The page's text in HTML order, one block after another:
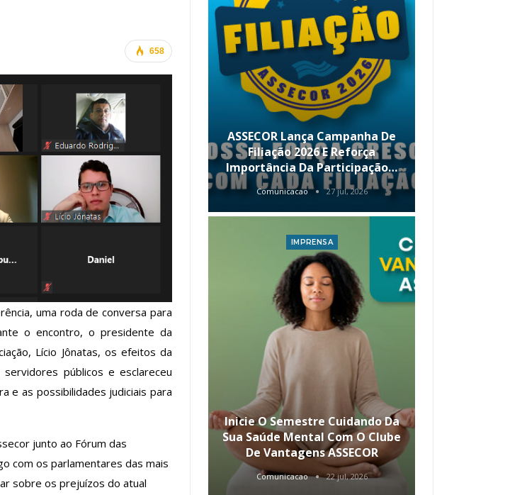
658
uma roda de conversa para
o encontro, o presidente da
Lício Jônatas, os efeitos da
públicos e esclareceu
e as possibilidades judiciais para
junto ao Fórum das
com os parlamentares das mais
sobre os prejuízos do atual
Presidente Da ASSECOR
Participa De Debate Sobre A
Unificação Das Carreiras Do…
Comunicacao 5 ago, 2026
Valores Fundantes Da Ação
Sindical
ASSECOR Lança Campanha De
Filiação 2026 E Reforça
Importância Da Participação…
Comunicacao 27 jul, 2026
IMPRENSA
Inicie O Semestre Cuidando Da
Sua Saúde Mental Com O Clube
De Vantagens ASSECOR
Comunicacao 22 jul, 2026